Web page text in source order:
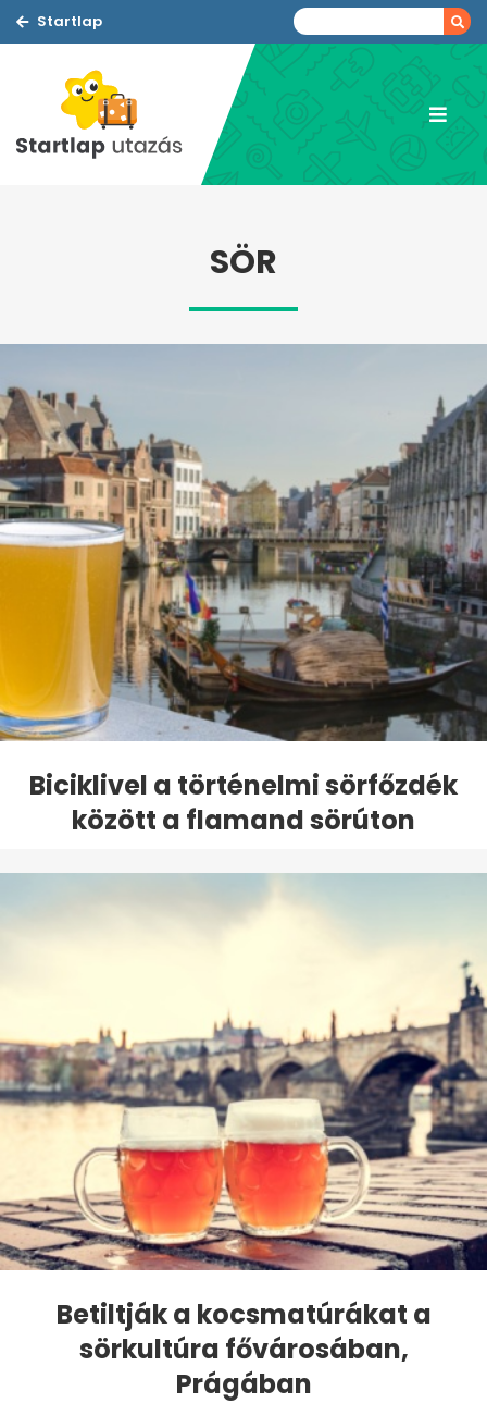
Startlap
SÖR
Biciklivel a történelmi sörfőzdék
között a flamand sörúton
Betiltják a kocsmatúrákat a
sörkultúra fővárosában,
Prágában